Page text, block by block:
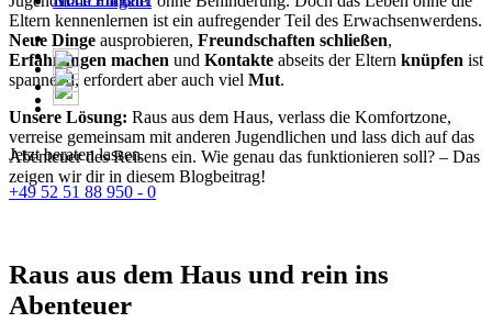
Jetzt beraten lassen
+49 52 51 88 950 - 0
Eltern kennenlernen ist ein aufregender Teil des Erwachsenwerdens.
Neue Dinge ausprobieren, Freundschaften schließen,
Erfahrungen machen und Kontakte abseits der Eltern knüpfen ist
spannend, erfordert aber auch viel Mut.
Unsere Lösung: Raus aus dem Haus, verlass die Komfortzone,
verreise gemeinsam mit anderen Jugendlichen und lass dich auf das
Abenteuer des Reisens ein. Wie genau das funktionieren soll? – Das
zeigen wir dir in diesem Blogbeitrag!
Raus aus dem Haus und rein ins
Abenteuer